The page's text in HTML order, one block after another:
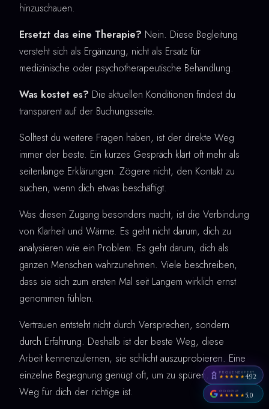
hinzuschauen.
Ersetzt das eine Therapie? Nein. Diese Begleitung
versteht sich als Ergänzung, nicht als Ersatz für
medizinische oder psychotherapeutische Behandlung.
Was kostet es? Die aktuellen Konditionen findest du
transparent auf der Buchungsseite.
Solltest du weitere Fragen haben, ist der direkte Weg
immer der beste. Ein kurzes Gespräch klärt oft mehr als
seitenlange Erklärungen. Zögere nicht, den Kontakt zu
suchen, wenn dich etwas beschäftigt.
Was diesen Zugang besonders macht, ist die Verbindung
von Klarheit und Wärme. Es geht nicht darum, dich zu
analysieren wie ein Problem. Es geht darum, dich als
ganzen Menschen wahrzunehmen. Viele beschreiben,
dass sie sich zum ersten Mal seit Langem wirklich ernst
genommen fühlen.
Vertrauen entsteht nicht durch Versprechen, sondern
durch Erfahrung. Deshalb ist der beste Weg, diese
Arbeit kennenzulernen, sie schlicht auszuprobieren. Eine
einzelne Begegnung genügt oft, um zu spüren, ob der
Weg für dich der richtige ist.
PROVENEXPERT
★★★★★4,92
GOOGLE
★★★★★5,0